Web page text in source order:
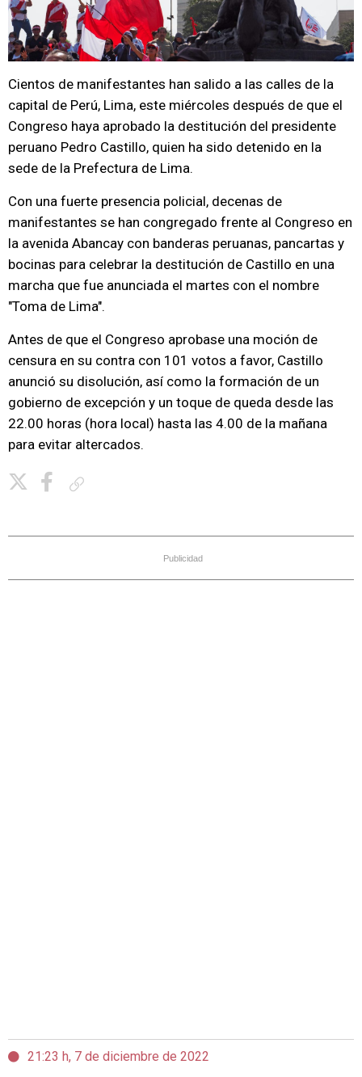
Cientos de manifestantes han salido a las calles de la
capital de Perú, Lima, este miércoles después de que el
Congreso haya aprobado la destitución del presidente
peruano Pedro Castillo, quien ha sido detenido en la
sede de la Prefectura de Lima.
Con una fuerte presencia policial, decenas de
manifestantes se han congregado frente al Congreso en
la avenida Abancay con banderas peruanas, pancartas y
bocinas para celebrar la destitución de Castillo en una
marcha que fue anunciada el martes con el nombre
"Toma de Lima".
Antes de que el Congreso aprobase una moción de
censura en su contra con 101 votos a favor, Castillo
anunció su disolución, así como la formación de un
gobierno de excepción y un toque de queda desde las
22.00 horas (hora local) hasta las 4.00 de la mañana
para evitar altercados.
Publicidad
21:23 h, 7 de diciembre de 2022